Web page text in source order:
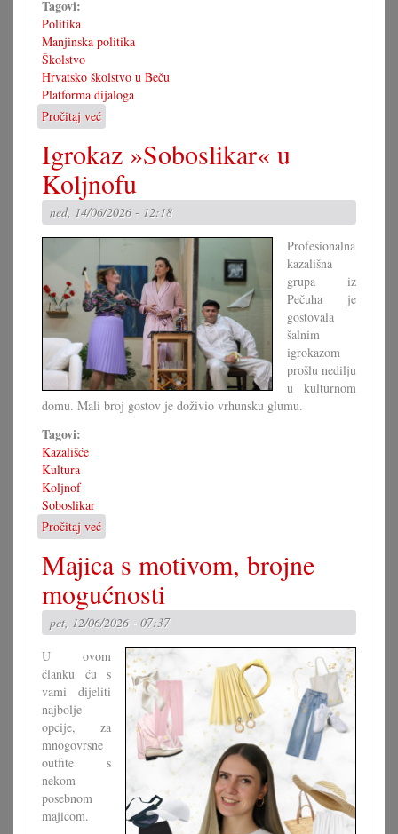
Tagovi:
Politika
Manjinska politika
Školstvo
Hrvatsko školstvo u Beču
Platforma dijaloga
Pročitaj već
Platforma
dijaloga
s
težišćem
na
školstvu
Igrokaz »Soboslikar« u
Koljnofu
ned, 14/06/2026 - 12:18
Profesionalna
kazališna
grupa iz
Pečuha je
gostovala
šalnim
igrokazom
prošlu nedilju
u kulturnom
domu. Mali broj gostov je doživio vrhunsku glumu.
Tagovi:
Kazališće
Kultura
Koljnof
Soboslikar
Pročitaj već
Igrokaz
»Soboslikar«
u
Koljnofu
Majica s motivom, brojne
mogućnosti
pet, 12/06/2026 - 07:37
U ovom
članku ću s
vami dijeliti
najbolje
opcije, za
mnogovrsne
outfite s
nekom
posebnom
majicom.